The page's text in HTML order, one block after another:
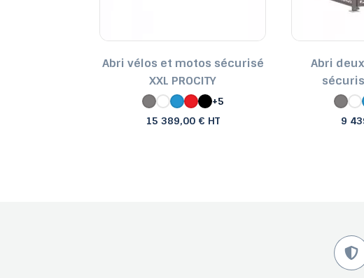
Abri vélos et motos sécurisé
XXL PROCITY
+5
15 389,00 € HT
Abri
9